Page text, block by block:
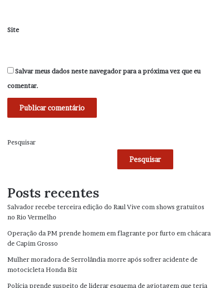
Site
Salvar meus dados neste navegador para a próxima vez que eu
comentar.
Pesquisar
Pesquisar
Posts recentes
Salvador recebe terceira edição do Raul Vive com shows gratuitos
no Rio Vermelho
Operação da PM prende homem em flagrante por furto em chácara
de Capim Grosso
Mulher moradora de Serrolândia morre após sofrer acidente de
motocicleta Honda Biz
Polícia prende suspeito de liderar esquema de agiotagem que teria